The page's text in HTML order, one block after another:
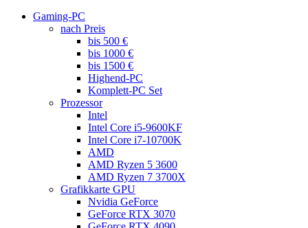
Gaming-PC
nach Preis
bis 500 €
bis 1000 €
bis 1500 €
Highend-PC
Komplett-PC Set
Prozessor
Intel
Intel Core i5-9600KF
Intel Core i7-10700K
AMD
AMD Ryzen 5 3600
AMD Ryzen 7 3700X
Grafikkarte GPU
Nvidia GeForce
GeForce RTX 3070